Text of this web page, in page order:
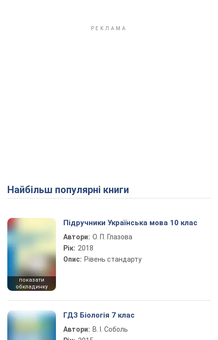
Найбільш популярні книги
показати
обкладинку
Підручники Українська мова 10 клас
Автори: О. П. Глазова
Рік: 2018
Опис: Рівень стандарту
ГДЗ Біологія 7 клас
Автори: В. І. Соболь